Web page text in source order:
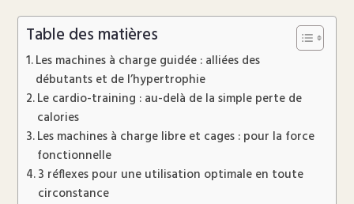
Table des matières
Les machines à charge guidée : alliées des
débutants et de l’hypertrophie
Le cardio-training : au-delà de la simple perte de
calories
Les machines à charge libre et cages : pour la force
fonctionnelle
3 réflexes pour une utilisation optimale en toute
circonstance